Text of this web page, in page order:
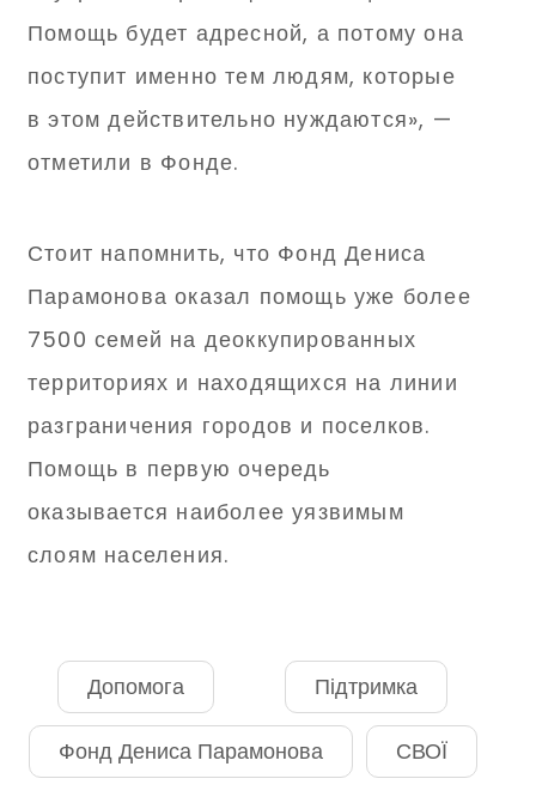
Помощь будет адресной, а потому она
поступит именно тем людям, которые
в этом действительно нуждаются», —
отметили в Фонде.
Стоит напомнить, что Фонд Дениса
Парамонова оказал помощь уже более
7500 семей на деоккупированных
территориях и находящихся на линии
разграничения городов и поселков.
Помощь в первую очередь
оказывается наиболее уязвимым
слоям населения.
Допомога Підтримка
Фонд Дениса Парамонова СВОЇ